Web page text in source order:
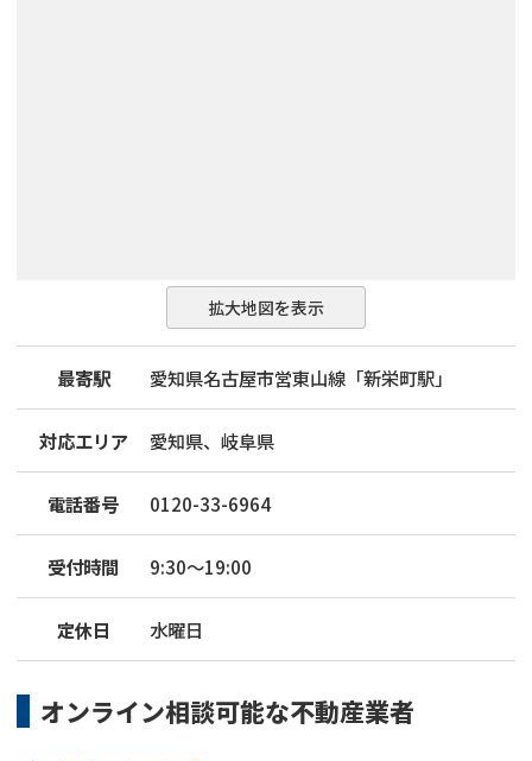
拡大地図を表示
最寄駅 愛知県名古屋市営東山線「新栄町駅」
対応エリア 愛知県、岐阜県
電話番号 0120-33-6964
受付時間 9:30～19:00
定休日 水曜日
オンライン相談可能な不動産業者